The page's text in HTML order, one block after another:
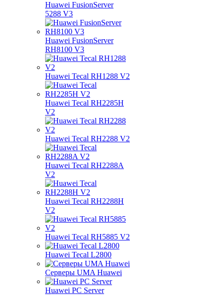
Huawei FusionServer
5288 V3
Huawei FusionServer
RH8100 V3
Huawei Tecal RH1288 V2
Huawei Tecal RH2285H
V2
Huawei Tecal RH2288 V2
Huawei Tecal RH2288A
V2
Huawei Tecal RH2288H
V2
Huawei Tecal RH5885 V2
Huawei Tecal L2800
Серверы UMA Huawei
Huawei PC Server